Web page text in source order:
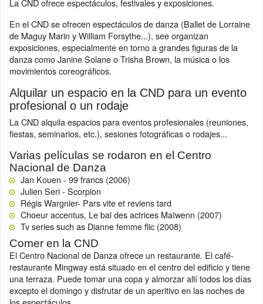
En el CND se ofrecen espectáculos de danza (Ballet de Lorraine
de Maguy Marin y William Forsythe...), see organizan
exposiciones, especialmente en torno a grandes figuras de la
danza como Janine Solane o Trisha Brown, la música o los
movimientos coreográficos.
Alquilar un espacio en la CND para un evento
profesional o un rodaje
La CND alquila espacios para eventos profesionales (reuniones,
fiestas, seminarios, etc.), sesiones fotográficas o rodajes...
Varias películas se rodaron en el Centro
Nacional de Danza
Jan Kouen - 99 francs (2006)
Julien Seri - Scorpion
Régis Wargnier- Pars vite et reviens tard
Choeur accentus, Le bal des actrices Maïwenn (2007)
Tv series such as Dianne femme flic (2008)
Comer en la CND
El Centro Nacional de Danza ofrece un restaurante. El café-
restaurante Mingway está situado en el centro del edificio y tiene
una terraza. Puede tomar una copa y almorzar allí todos los días
excepto el domingo y disfrutar de un aperitivo en las noches de